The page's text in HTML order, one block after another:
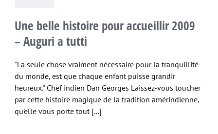
Une belle histoire pour accueillir 2009
– Auguri a tutti
"La seule chose vraiment nécessaire pour la tranquillité
du monde, est que chaque enfant puisse grandir
heureux." Chef indien Dan Georges Laissez-vous toucher
par cette histoire magique de la tradition amérindienne,
qu'elle vous porte tout [...]